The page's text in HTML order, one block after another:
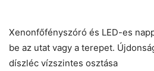
Xenonfőfényszóró és LED-es
be az utat vagy a terepet.
díszléc vízszintes osztása